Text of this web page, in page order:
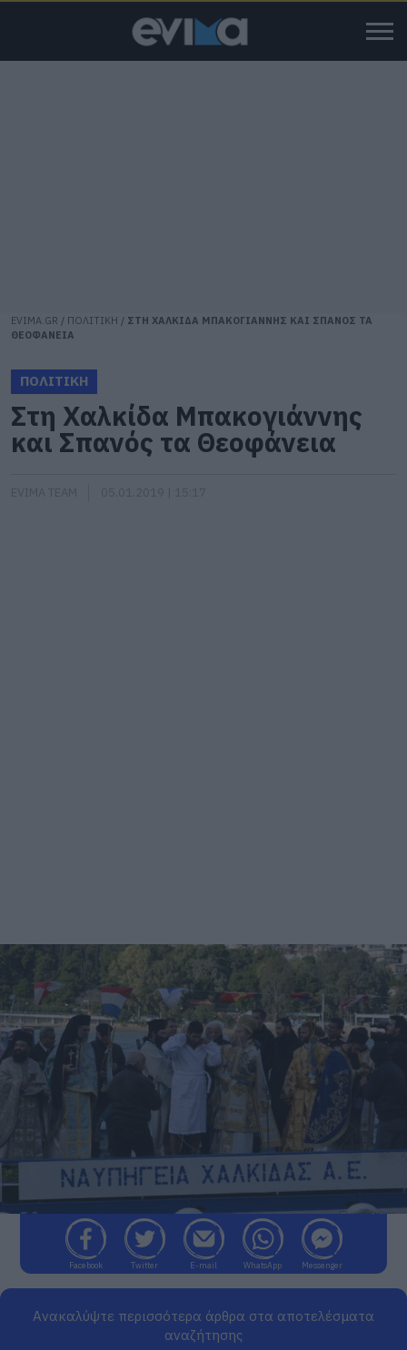
EVIMA.GR / ΠΟΛΙΤΙΚΗ / ΣΤΗ ΧΑΛΚΙΔΑ ΜΠΑΚΟΓΙΑΝΝΗΣ ΚΑΙ ΣΠΑΝΟΣ ΤΑ
ΘΕΟΦΑΝΕΙΑ
ΠΟΛΙΤΙΚΗ
Στη Χαλκίδα Μπακογιάννης
και Σπανός τα Θεοφάνεια
Facebook Twitter E-mail WhatsApp Messenger
Ανακαλύψτε περισσότερα άρθρα στα αποτελέσματα
αναζήτησης